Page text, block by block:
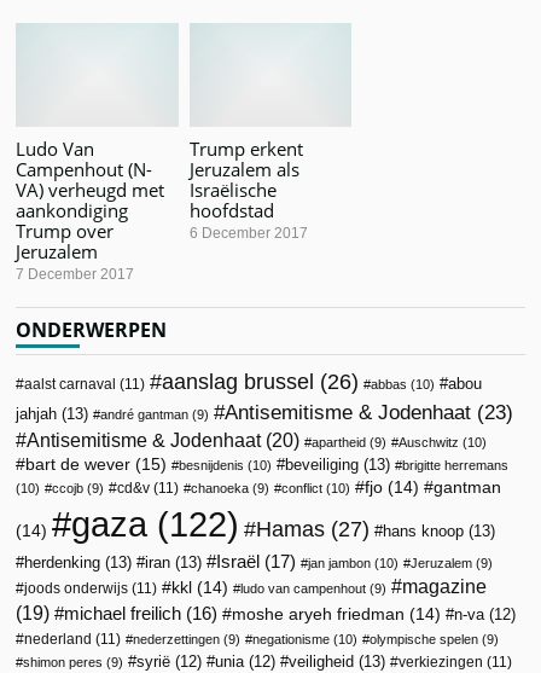
Ludo Van
Campenhout (N-
VA) verheugd met
aankondiging
Trump over
Jeruzalem
7 December 2017
Trump erkent
Jeruzalem als
Israëlische
hoofdstad
6 December 2017
ONDERWERPEN
aalst carnaval (11) aanslag brussel (26) abbas (10)
abou
jahjah (13) andré gantman (9) Antisemitisme & Jodenhaat (23)
Antisemitisme & Jodenhaat(20) apartheid (9) Auschwitz (10)
bart de wever (15) besnijdenis (10) beveiliging (13)
brigitte herremans
(10)
ccojb (9) cd&v (11) chanoeka (9) conflict (10) fjo (14) gantman
(14) gaza(122) Hamas (27) hans knoop (13)
herdenking (13) iran (13) Israël (17) jan jambon (10) Jeruzalem (9)
joods onderwijs (11) kkl (14) ludo van campenhout (9)
magazine
(19)
michael freilich (16) moshe aryeh friedman (14) n-va(12)
nederland (11) nederzettingen (9) negationisme (10) olympische spelen (9)
shimon peres (9) syrië (12) unia(12) veiligheid (13) verkiezingen (11)